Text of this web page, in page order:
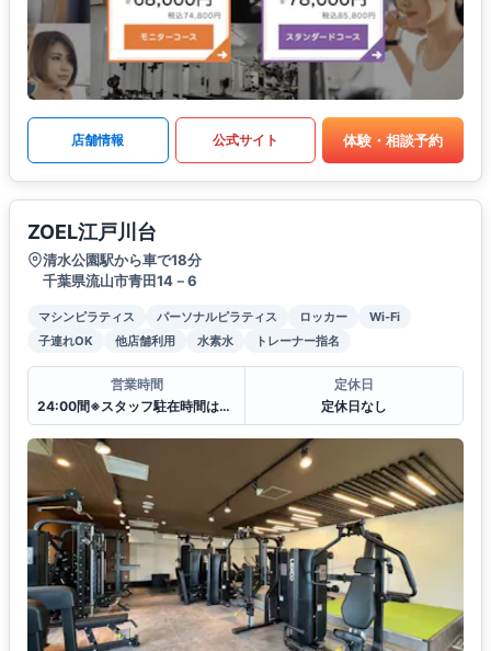
店舗情報 公式サイト 体験・相談予約
ZOEL江戸川台
清水公園駅から車で18分
千葉県流山市青田14－6
マシンピラティス パーソナルピラティス ロッカー
Wi-Fi
子連れOK
他店舗利用 水素水 トレーナー指名
営業時間
24:00間※スタッフ駐在時間は日ごとに変わります。
定休日
定休日なし